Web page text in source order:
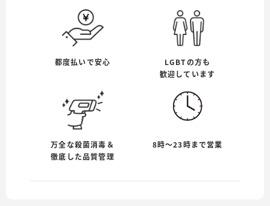
都度払いで安心
LGBTの方も
歓迎しています
万全な殺菌消毒＆
徹底した品質管理
8時〜23時まで営業